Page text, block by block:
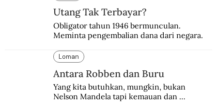
Utang Tak Terbayar?
Obligator tahun 1946 bermunculan.
Meminta pengembalian dana dari negara.
Loman
Antara Robben dan Buru
Yang kita butuhkan, mungkin, bukan
Nelson Mandela tapi kemauan dan